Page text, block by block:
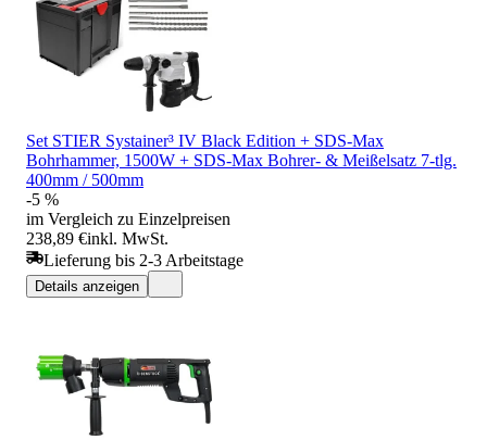
Set STIER Systainer³ IV Black Edition + SDS-Max
Bohrhammer, 1500W + SDS-Max Bohrer- & Meißelsatz 7-tlg.
400mm / 500mm
-5 %
im Vergleich zu Einzelpreisen
238,89 €inkl. MwSt.
Lieferung bis 2-3 Arbeitstage
Details anzeigen